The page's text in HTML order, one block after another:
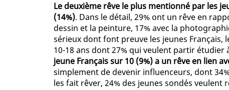
Le deuxième rêve le plus mentionné par les
(14%). Dans le détail, 29% ont un rêve en
dessin et la peinture, 17% avec la
sérieux dont font preuve les jeunes Français,
10-18 ans dont 27% qui veulent partir étudier
jeune Français sur 10 (9%) a un rêve en lien
simplement de devenir influenceurs, dont
les fait rêver, 24% des jeunes sondés